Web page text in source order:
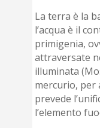
La terra è la
l’acqua è il
primigenia,
attraversate
illuminata
mercurio, per
prevede
l’elemento